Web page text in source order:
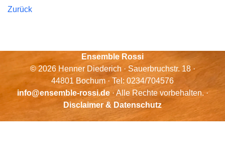
Zurück
Ensemble Rossi
© 2026 Henner Diederich · Sauerbruchstr. 18 ·
44801 Bochum · Tel: 0234/704576
info@ensemble-rossi.de· Alle Rechte vorbehalten. ·
Disclaimer & Datenschutz